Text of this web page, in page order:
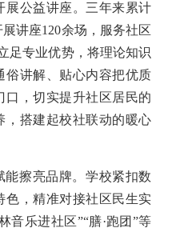
展公益讲座。三年来累计
讲座120余场，服务社区
足专业优势，将理论知识
俗讲解、贴心内容把优质
口，切实提升社区居民的
，搭建起校社联动的暖心
能擦亮品牌。学校紧扣数
色，精准对接社区民生实
音乐进社区”“膳·跑团”等